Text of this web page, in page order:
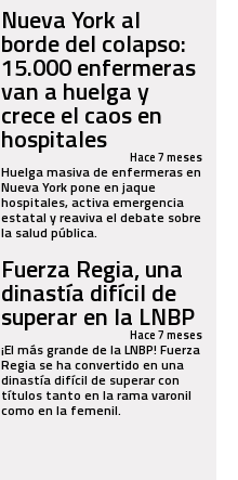
Nueva York al
borde del colapso:
15.000 enfermeras
van a huelga y
crece el caos en
hospitales Hace 7 meses
Huelga masiva de enfermeras en
Nueva York pone en jaque
hospitales, activa emergencia
estatal y reaviva el debate sobre
la salud pública.
Fuerza Regia, una
dinastía difícil de
superar en la LNBP
Hace 7 meses
¡El más grande de la LNBP! Fuerza
Regia se ha convertido en una
dinastía difícil de superar con
títulos tanto en la rama varonil
como en la femenil.